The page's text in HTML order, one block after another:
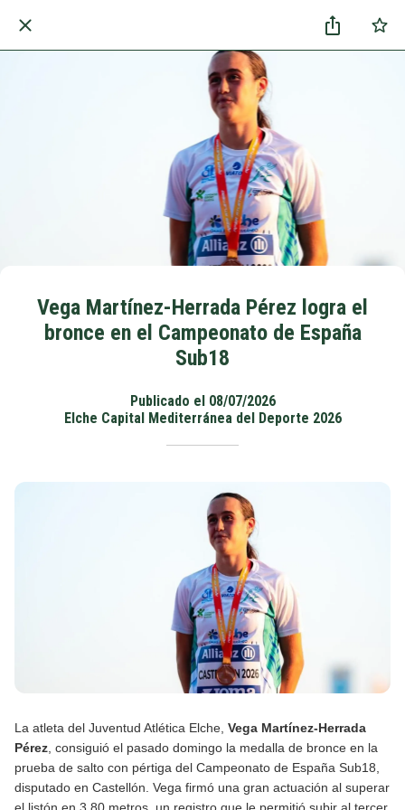
Vega Martínez-Herrada Pérez logra el
bronce en el Campeonato de España
Sub18
Publicado el 08/07/2026
Elche Capital Mediterránea del Deporte 2026
La atleta del Juventud Atlética Elche, Vega Martínez-Herrada
Pérez , consiguió el pasado domingo la medalla de bronce en la
prueba de salto con pértiga del Campeonato de España Sub18,
disputado en Castellón. Vega firmó una gran actuación al superar
el listón en 3,80 metros, un registro que le permitió subir al tercer